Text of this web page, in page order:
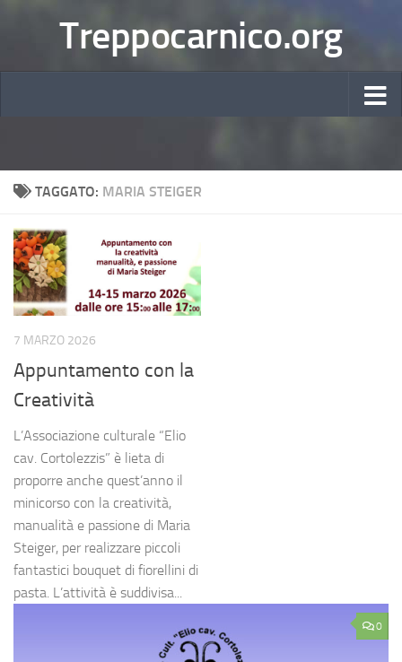
Treppocarnico.org
TAGGATO: MARIA STEIGER
7 MARZO 2026
Appuntamento con la
Creatività
L’Associazione culturale “Elio
cav. Cortolezzis” è lieta di
proporre anche quest’anno il
minicorso con la creatività,
manualità e passione di Maria
Steiger, per realizzare piccoli
fantastici bouquet di fiorellini di
pasta. L’attività è suddivisa...
0